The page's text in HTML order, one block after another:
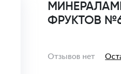
ФРУКТОВ
Отзывов нет